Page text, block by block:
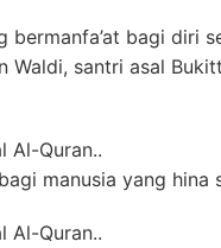
bermanfa’at bagi diri
Waldi, santri asal
Al-Quran..
manusia yang hina
Al-Quran..